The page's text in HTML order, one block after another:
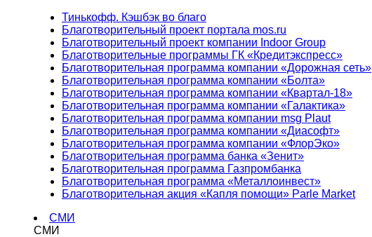
Тинькофф. Кэшбэк во благо
Благотворительный проект портала mos.ru
Благотворительный проект компании Indoor Group
Благотворительные программы ГК «Кредитэкспресс»
Благотворительная программа компании «Дорожная сеть»
Благотворительная программа компании «Болта»
Благотворительная программа компании «Квартал-18»
Благотворительная программа компании «Галактика»
Благотворительная программа компании msg Plaut
Благотворительная программа компании «Диасофт»
Благотворительная программа компании «ФлорЭко»
Благотворительная программа банка «Зенит»
Благотворительная программа Газпромбанка
Благотворительная программа «Металлоинвест»
Благотворительная акция «Капля помощи» Parle Market
СМИ
СМИ